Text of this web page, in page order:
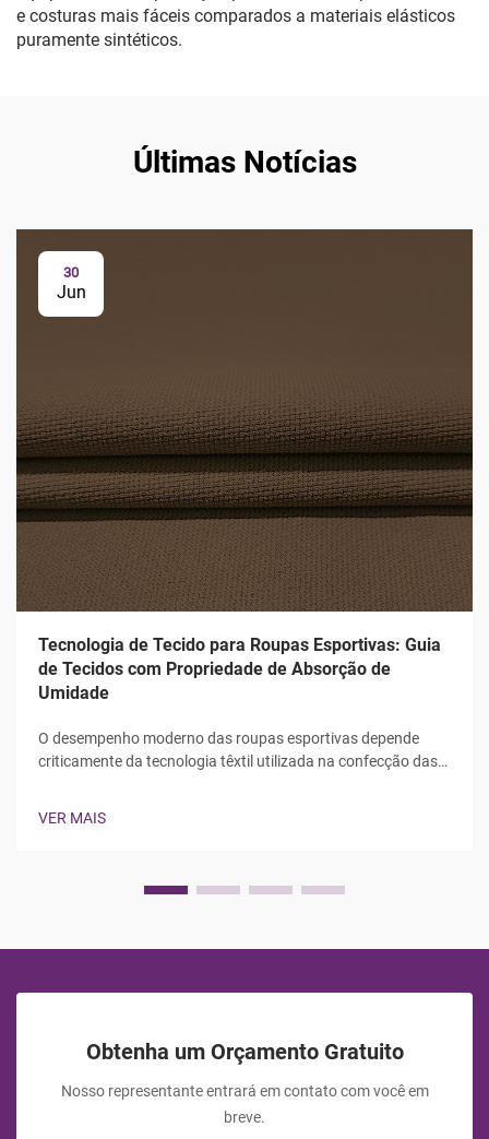
e costuras mais fáceis comparados a materiais elásticos
puramente sintéticos.
Últimas Notícias
30
Jun
Tecnologia de Tecido para Roupas Esportivas: Guia
de Tecidos com Propriedade de Absorção de
Umidade
O desempenho moderno das roupas esportivas depende
criticamente da tecnologia têxtil utilizada na confecção das
VER MAIS
Obtenha um Orçamento Gratuito
Nosso representante entrará em contato com você em
breve.